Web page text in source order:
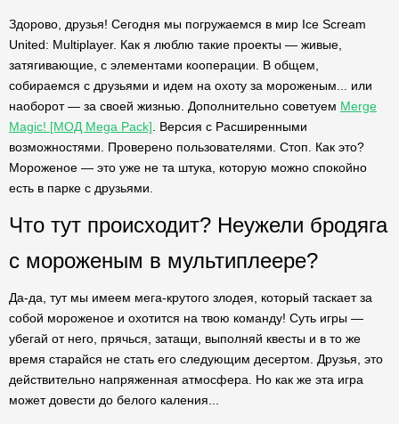
Здорово, друзья! Сегодня мы погружаемся в мир Ice Scream
United: Multiplayer. Как я люблю такие проекты — живые,
затягивающие, с элементами кооперации. В общем,
собираемся с друзьями и идем на охоту за мороженым... или
наоборот — за своей жизнью. Дополнительно советуем Merge
Magic! [МОД Mega Pack] . Версия с Расширенными
возможностями. Проверено пользователями. Стоп. Как это?
Мороженое — это уже не та штука, которую можно спокойно
есть в парке с друзьями.
Что тут происходит? Неужели бродяга
с мороженым в мультиплеере?
Да-да, тут мы имеем мега-крутого злодея, который таскает за
собой мороженое и охотится на твою команду! Суть игры —
убегай от него, прячься, затащи, выполняй квесты и в то же
время старайся не стать его следующим десертом. Друзья, это
действительно напряженная атмосфера. Но как же эта игра
может довести до белого каления...